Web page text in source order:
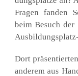
Fra­gen fan­den
beim Besuch der
Dort
ande­rem aus